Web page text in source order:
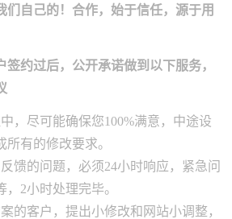
们自己的！合作，始于信任，源于用
签约过后，公开承诺做到以下服务，
，尽可能确保您100%满意，中途设
有的修改要求。
馈的问题，必须24小时响应，紧急问
2小时处理完毕。
的客户，提出小修改和网站小调整，